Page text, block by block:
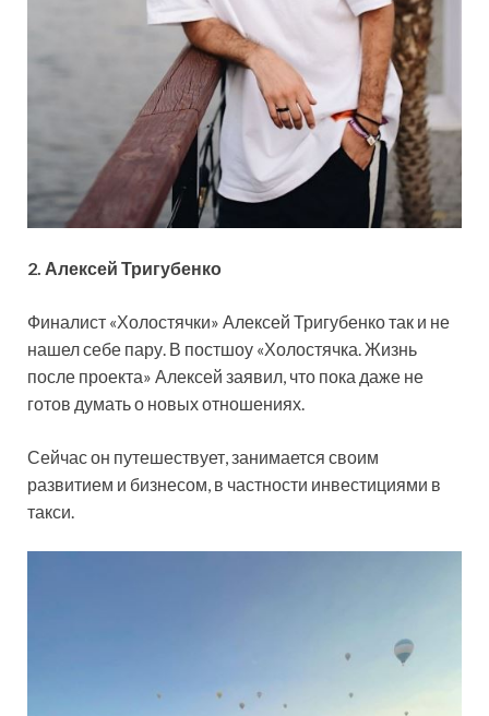
2. Алексей Тригубенко
Финалист «Холостячки» Алексей Тригубенко так и не
нашел себе пару. В постшоу «Холостячка. Жизнь
после проекта» Алексей заявил, что пока даже не
готов думать о новых отношениях.
Сейчас он путешествует, занимается своим
развитием и бизнесом, в частности инвестициями в
такси.